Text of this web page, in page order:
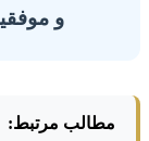
و
مطالب مرتبط: